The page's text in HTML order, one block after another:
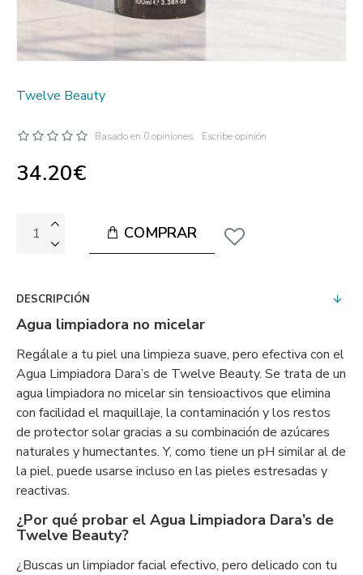
Twelve Beauty
Basado en 0 opiniones. Escribe opinión
34.20€
COMPRAR
DESCRIPCIÓN
Agua limpiadora no micelar
Regálale a tu piel una limpieza suave, pero efectiva con el
Agua Limpiadora Dara’s de Twelve Beauty. Se trata de un
agua limpiadora no micelar sin tensioactivos que elimina
con facilidad el maquillaje, la contaminación y los restos
de protector solar gracias a su combinación de azúcares
naturales y humectantes. Y, como tiene un pH similar al de
la piel, puede usarse incluso en las pieles estresadas y
reactivas.
¿Por qué probar el Agua Limpiadora Dara’s de
Twelve Beauty?
¿Buscas un limpiador facial efectivo, pero delicado con tu